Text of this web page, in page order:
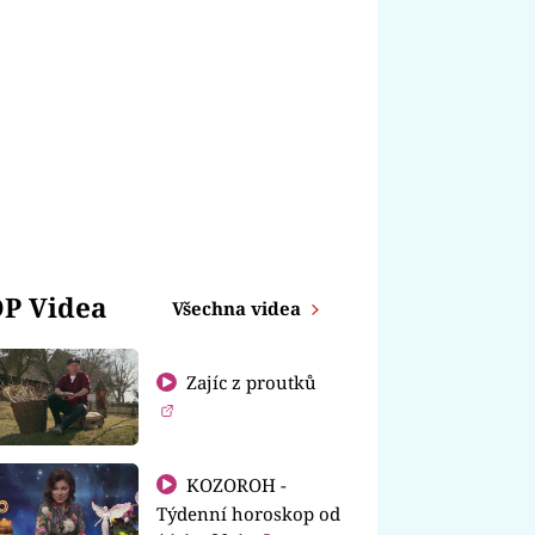
Videa Všechna videa
Zajíc z proutků
KOZOROH -
Týdenní horoskop od